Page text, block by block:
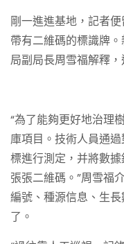
剛一進進基地，記者
帶有二維碼的標識牌
局副局長周雪福解釋，
“為了能夠更好地治理
庫項目。技術人員通
標進行測定，并將數
張張二維碼。”周雪
編號、種源信息、生
了。